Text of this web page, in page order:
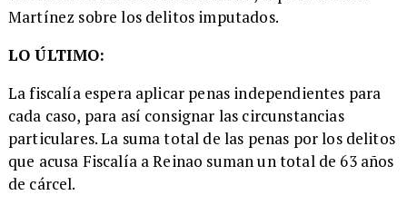
Martínez sobre los delitos imputados.
LO ÚLTIMO:
La fiscalía espera aplicar penas independientes para
cada caso, para así consignar las circunstancias
particulares. La suma total de las penas por los delitos
que acusa Fiscalía a Reinao suman un total de 63 años
de cárcel.